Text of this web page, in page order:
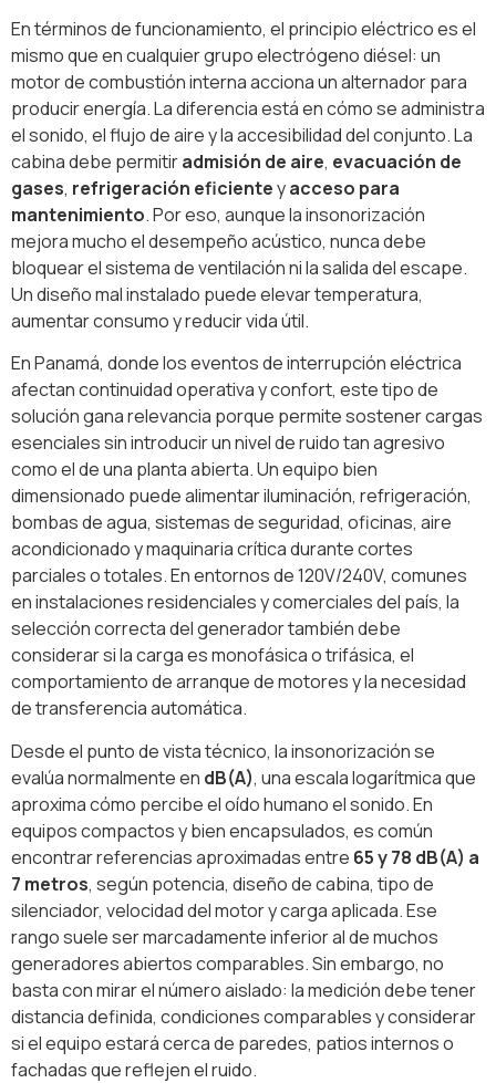
En términos de funcionamiento, el principio eléctrico es el
mismo que en cualquier grupo electrógeno diésel: un
motor de combustión interna acciona un alternador para
producir energía. La diferencia está en cómo se administra
el sonido, el flujo de aire y la accesibilidad del conjunto. La
cabina debe permitiradmisión de aire, evacuación de
gases, refrigeración eficienteyacceso para
mantenimiento. Por eso, aunque la insonorización
mejora mucho el desempeño acústico, nunca debe
bloquear el sistema de ventilación ni la salida del escape.
Un diseño mal instalado puede elevar temperatura,
aumentar consumo y reducir vida útil.
En Panamá, donde los eventos de interrupción eléctrica
afectan continuidad operativa y confort, este tipo de
solución gana relevancia porque permite sostener cargas
esenciales sin introducir un nivel de ruido tan agresivo
como el de una planta abierta. Un equipo bien
dimensionado puede alimentar iluminación, refrigeración,
bombas de agua, sistemas de seguridad, oficinas, aire
acondicionado y maquinaria crítica durante cortes
parciales o totales. En entornos de 120V/240V, comunes
en instalaciones residenciales y comerciales del país, la
selección correcta del generador también debe
considerar si la carga es monofásica o trifásica, el
comportamiento de arranque de motores y la necesidad
de transferencia automática.
Desde el punto de vista técnico, la insonorización se
evalúa normalmente en dB(A), una escala logarítmica que
aproxima cómo percibe el oído humano el sonido. En
equipos compactos y bien encapsulados, es común
encontrar referencias aproximadas entre 65 y 78 dB(A) a
7 metros, según potencia, diseño de cabina, tipo de
silenciador, velocidad del motor y carga aplicada. Ese
rango suele ser marcadamente inferior al de muchos
generadores abiertos comparables. Sin embargo, no
basta con mirar el número aislado: la medición debe tener
distancia definida, condiciones comparables y considerar
si el equipo estará cerca de paredes, patios internos o
fachadas que reflejen el ruido.